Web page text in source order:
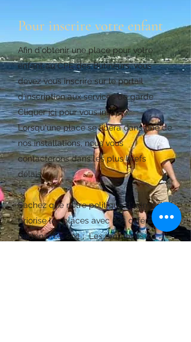
Pour inscrire votre enfant
Afin d'obtenir une place pour votre
enfant au CPE des Butineurs, vous
devez vous inscrire sur le portail
d'inscription aux services de garde
Cliquericipour vous inscrire.
Lorsqu'une place se libéra dans une de
nos installations, nous vous
contacterons dans les plus brefs
délais.
Sachez que notre politique d'admission
priorise les places avec nos différents
partenaires, soit ;Les employés ou